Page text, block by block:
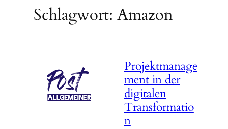
Schlagwort:Amazon
Projektmanage
ment in der
digitalen
Transformatio
n